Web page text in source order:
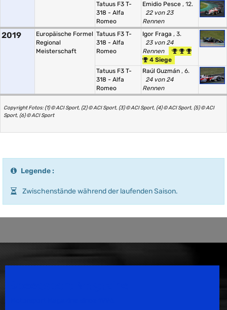
Tatuus F3 T-
318 - Alfa
Romeo
Emidio Pesce , 12.
22 von 23
Rennen
2019
Europäische Formel
Regional
Meisterschaft
Tatuus F3 T-
318 - Alfa
Romeo
Igor Fraga , 3.
23 von 24
Rennen
4 Siege
Tatuus F3 T-
318 - Alfa
Romeo
Raúl Guzmán , 6.
24 von 24
Rennen
Copyright Fotos: (1) © ACI Sport, (2) © ACI Sport, (3) © ACI Sport, (4) © ACI Sport, (5) © ACI
Sport, (6) © ACI Sport
Legende :
Zwischenstände während der laufenden Saison.